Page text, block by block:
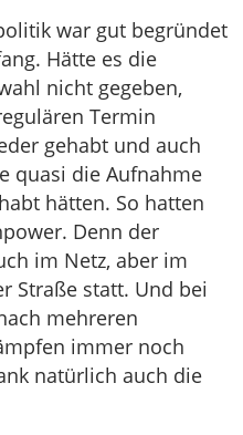
war gut begründet
Hätte es die
nicht gegeben,
Termin
gehabt und auch
quasi die Aufnahme
hätten. So hatten
Denn der
im Netz, aber im
Straße statt. Und bei
mehreren
immer noch
natürlich auch die